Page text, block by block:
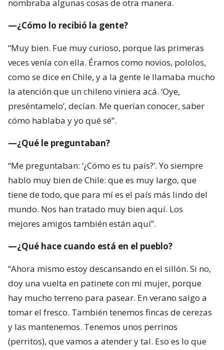
nombraba algunas cosas de otra manera.
—¿Cómo lo recibió la gente?
“Muy bien. Fue muy curioso, porque las primeras
veces venía con ella. Éramos como novios, pololos,
como se dice en Chile, y a la gente le llamaba mucho
la atención que un chileno viniera acá. ‘Oye,
preséntamelo’, decían. Me querían conocer, saber
cómo hablaba y yo qué sé”.
—¿Qué le preguntaban?
“Me preguntaban: ‘¿Cómo es tu país?’. Yo siempre
hablo muy bien de Chile: que es muy largo, que
tiene de todo, que para mí es el país más lindo del
mundo. Nos han tratado muy bien aquí. Los
mejores amigos también están aquí”.
—¿Qué hace cuando está en el pueblo?
“Ahora mismo estoy descansando en el sillón. Si no,
doy una vuelta en patinete con mi mujer, porque
hay mucho terreno para pasear. En verano salgo a
tomar el fresco. También tenemos fincas de cerezas
y las mantenemos. Tenemos unos perrinos
(perritos), que vamos a atender y tal. Eso es lo que